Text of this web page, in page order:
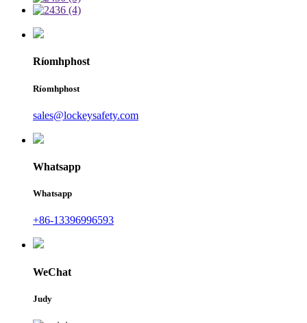
Ríomhphost
Ríomhphost
sales@lockeysafety.com
Whatsapp
Whatsapp
+86-13396996593
WeChat
Judy